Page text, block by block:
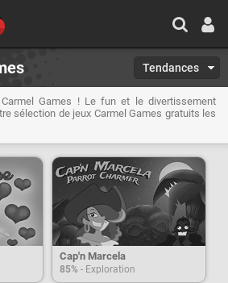
Tendances
Games ! Le fun et le divertissement
sélection de jeux Carmel Games gratuits les
Cap'n Marcela
85% - Exploration